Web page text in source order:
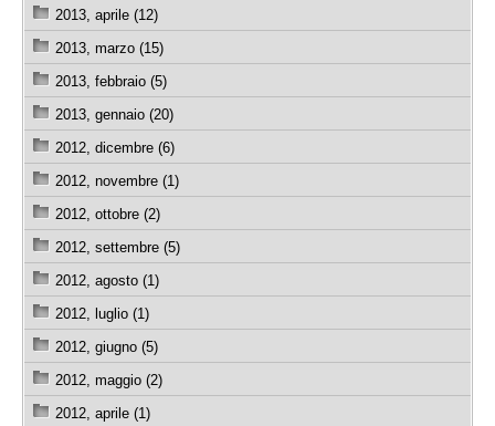
2013, aprile (12)
2013, marzo (15)
2013, febbraio (5)
2013, gennaio (20)
2012, dicembre (6)
2012, novembre (1)
2012, ottobre (2)
2012, settembre (5)
2012, agosto (1)
2012, luglio (1)
2012, giugno (5)
2012, maggio (2)
2012, aprile (1)